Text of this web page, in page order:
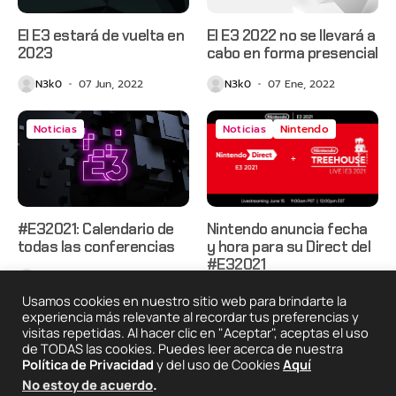
El E3 estará de vuelta en
2023
N3k0 07 Jun, 2022
El E3 2022 no se llevará a
cabo en forma presencial
N3k0 07 Ene, 2022
Noticias
#E32021: Calendario de
todas las conferencias
Noticias Nintendo
Nintendo anuncia fecha
y hora para su Direct del
#E32021
N3k0 02 Jun, 2021
2025 © Degeneraciónx.com | Anime, Games & Nothing
Usamos cookies en nuestro sitio web para brindarte la
experiencia más relevante al recordar tus preferencias y
visitas repetidas. Al hacer clic en "Aceptar", aceptas el uso
de TODAS las cookies. Puedes leer acerca de nuestra
Política de Privacidad y del uso de Cookies Aquí
No estoy de acuerdo.